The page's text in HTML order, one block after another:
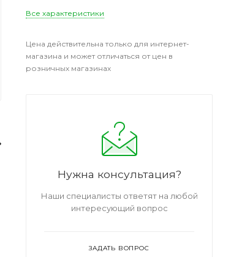
ДОПОЛНИТЕЛЬНО
Все характеристики
Цена действительна только для интернет-
магазина и может отличаться от цен в
розничных магазинах
Нужна консультация?
Наши специалисты ответят на любой
интересующий вопрос
ЗАДАТЬ ВОПРОС